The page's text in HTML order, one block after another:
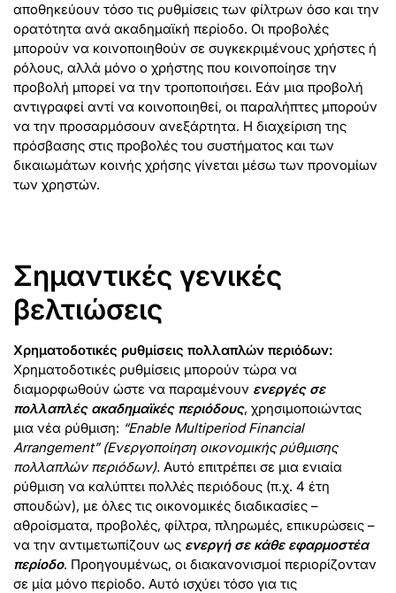
αποθηκεύουν τόσο τις ρυθμίσεις των φίλτρων όσο και την
ορατότητα ανά ακαδημαϊκή περίοδο. Οι προβολές
μπορούν να κοινοποιηθούν σε συγκεκριμένους χρήστες ή
ρόλους, αλλά μόνο ο χρήστης που κοινοποίησε την
προβολή μπορεί να την τροποποιήσει. Εάν μια προβολή
αντιγραφεί αντί να κοινοποιηθεί, οι παραλήπτες μπορούν
να την προσαρμόσουν ανεξάρτητα. Η διαχείριση της
πρόσβασης στις προβολές του συστήματος και των
δικαιωμάτων κοινής χρήσης γίνεται μέσω των προνομίων
των χρηστών.
Σημαντικές γενικές
βελτιώσεις
Χρηματοδοτικές ρυθμίσεις πολλαπλών περιόδων:
Χρηματοδοτικές ρυθμίσεις μπορούν τώρα να
διαμορφωθούν ώστε να παραμένουν ενεργές σε
πολλαπλές ακαδημαϊκές περιόδους, χρησιμοποιώντας
μια νέα ρύθμιση: “Enable Multiperiod Financial
Arrangement” (Ενεργοποίηση οικονομικής ρύθμισης
πολλαπλών περιόδων). Αυτό επιτρέπει σε μια ενιαία
ρύθμιση να καλύπτει πολλές περιόδους (π.χ. 4 έτη
σπουδών), με όλες τις οικονομικές διαδικασίες –
αθροίσματα, προβολές, φίλτρα, πληρωμές, επικυρώσεις –
να την αντιμετωπίζουν ως ενεργή σε κάθε εφαρμοστέα
περίοδο. Προηγουμένως, οι διακανονισμοί περιορίζονταν
σε μία μόνο περίοδο. Αυτό ισχύει τόσο για τις